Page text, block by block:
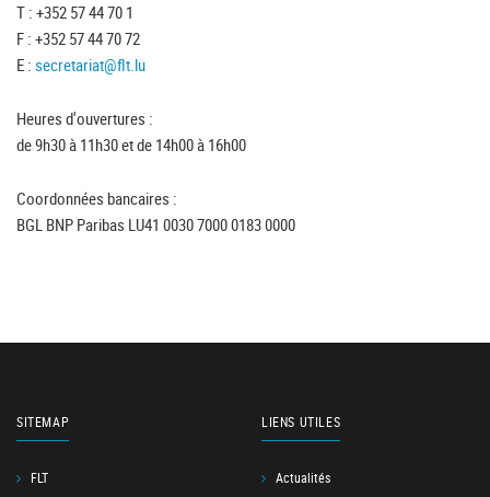
T : +352 57 44 70 1
F : +352 57 44 70 72
E : secretariat@flt.lu
Heures d'ouvertures :
de 9h30 à 11h30 et de 14h00 à 16h00
Coordonnées bancaires :
BGL BNP Paribas LU41 0030 7000 0183 0000
SITEMAP
FLT
LIENS UTILES
Actualités